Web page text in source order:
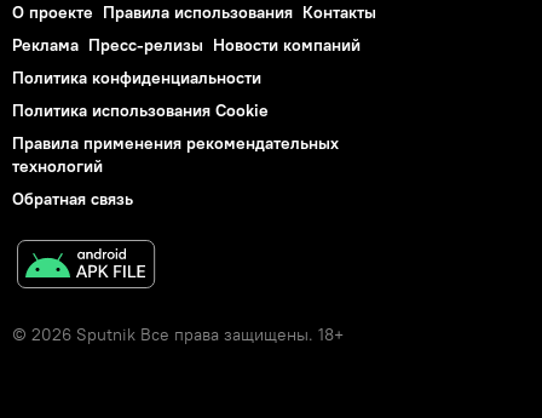
О проекте Правила использования Контакты
Реклама Пресс-релизы Новости компаний
Политика конфиденциальности
Политика использования Cookie
Правила применения рекомендательных
технологий
Обратная связь
© 2026 Sputnik Все права защищены. 18+